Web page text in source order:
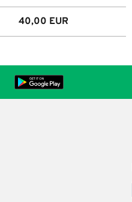
40,00 EUR